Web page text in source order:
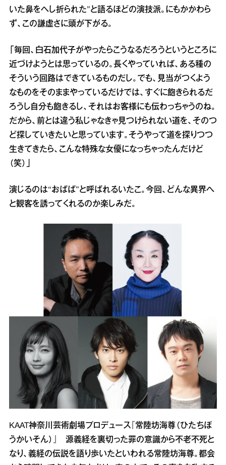
いた鼻をへし折られた”と語るほどの演技派。にもかかわら
ず、この謙虚さに頭が下がる。
「毎回、白石加代子がやったらこうなるだろうというところに
近づけようとは思っているの。長くやっていれば、ある種の
そういう回路はできているものだし。でも、見当がつくよう
なものをそのままやっているだけでは、すぐに飽きられるだ
ろうし自分も飽きるし、それはお客様にも伝わっちゃうのね。
だから、前とは違う私じゃなきゃ見つけられない道を、そのつ
ど探していきたいと思っています。そうやって道を探りつつ
生きてきたら、こんな特殊な女優になっちゃったんだけど
（笑）」
演じるのは“おばば”と呼ばれるいたこ。今回、どんな異界へ
と観客を誘ってくれるのか楽しみだ。
KAAT神奈川芸術劇場プロデュース『常陸坊海尊（ひたちぼ
うかいそん）』 源義経を裏切った罪の意識から不老不死と
なり、義経の伝説を語り歩いたといわれる常陸坊海尊。都会